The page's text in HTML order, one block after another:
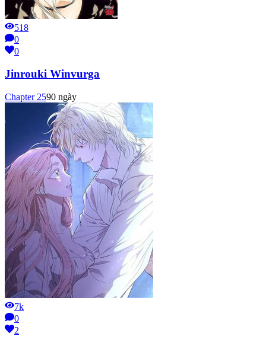
518
0
0
Jinrouki Winvurga
Chapter 2590 ngày
7k
0
2